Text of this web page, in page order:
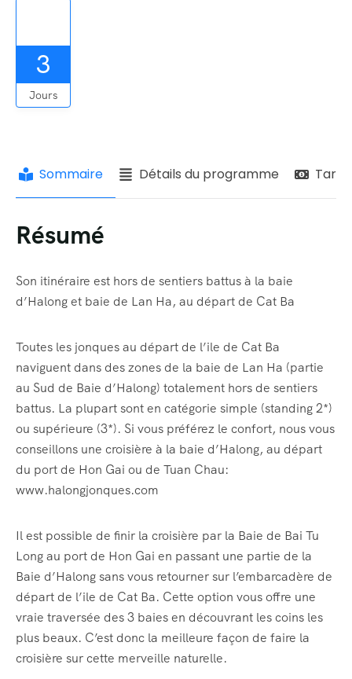
3
Jours
Sommaire Détails du programme
Résumé
Son itinéraire est hors de sentiers battus à la baie
d’Halong et baie de Lan Ha, au départ de Cat Ba
Toutes les jonques au départ de l’ile de Cat Ba
naviguent dans des zones de la baie de Lan Ha (partie
au Sud de Baie d’Halong) totalement hors de sentiers
battus. La plupart sont en catégorie simple (standing 2*)
ou supérieure (3*). Si vous préférez le confort, nous vous
conseillons une croisière à la baie d’Halong, au départ
du port de Hon Gai ou de Tuan Chau:
www.halongjonques.com
Il est possible de finir la croisière par la Baie de Bai Tu
Long au port de Hon Gai en passant une partie de la
Baie d’Halong sans vous retourner sur l’embarcadère de
départ de l’ile de Cat Ba. Cette option vous offre une
vraie traversée des 3 baies en découvrant les coins les
plus beaux. C’est donc la meilleure façon de faire la
croisière sur cette merveille naturelle.